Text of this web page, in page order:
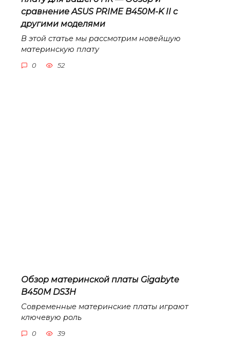
сравнение ASUS PRIME B450M-K II с
другими моделями
В этой статье мы рассмотрим новейшую
материнскую плату
0 52
Обзор материнской платы Gigabyte
B450M DS3H
Современные материнские платы играют
ключевую роль
0 39